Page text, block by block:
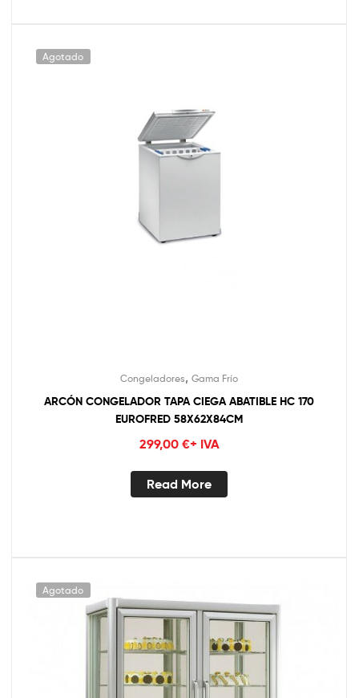
Agotado
Congeladores, Gama Frío
ARCÓN CONGELADOR TAPA CIEGA ABATIBLE HC 170
EUROFRED 58X62X84CM
299,00 €+ IVA
Read More
Agotado